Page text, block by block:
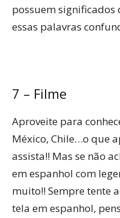
possuem significados
essas palavras
7 – Filme
Aproveite para
México, Chile…o que
assista!! Mas se não
em espanhol com
muito!! Sempre tente
tela em espanhol,